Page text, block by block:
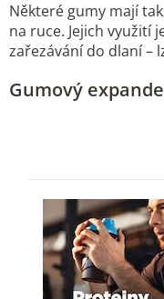
Některé gumy mají
na ruce. Jejich využití
zařezávání do dlaní –
Gumový